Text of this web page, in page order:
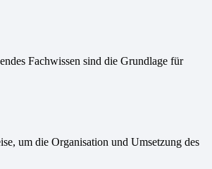
Fachwissen sind die Grundlage für
um die Organisation und Umsetzung des